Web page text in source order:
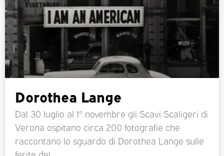
Dorothea Lange
Dal 30 luglio al 1° novembre gli Scavi Scaligeri di
Verona ospitano circa 200 fotografie che
raccontano lo sguardo di Dorothea Lange sulle